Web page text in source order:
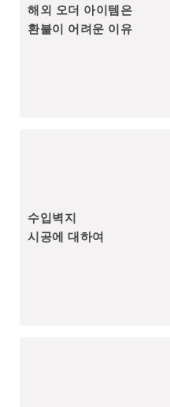
해외 오더 아이템은
환불이 어려운 이유
수입벽지
시공에 대하여